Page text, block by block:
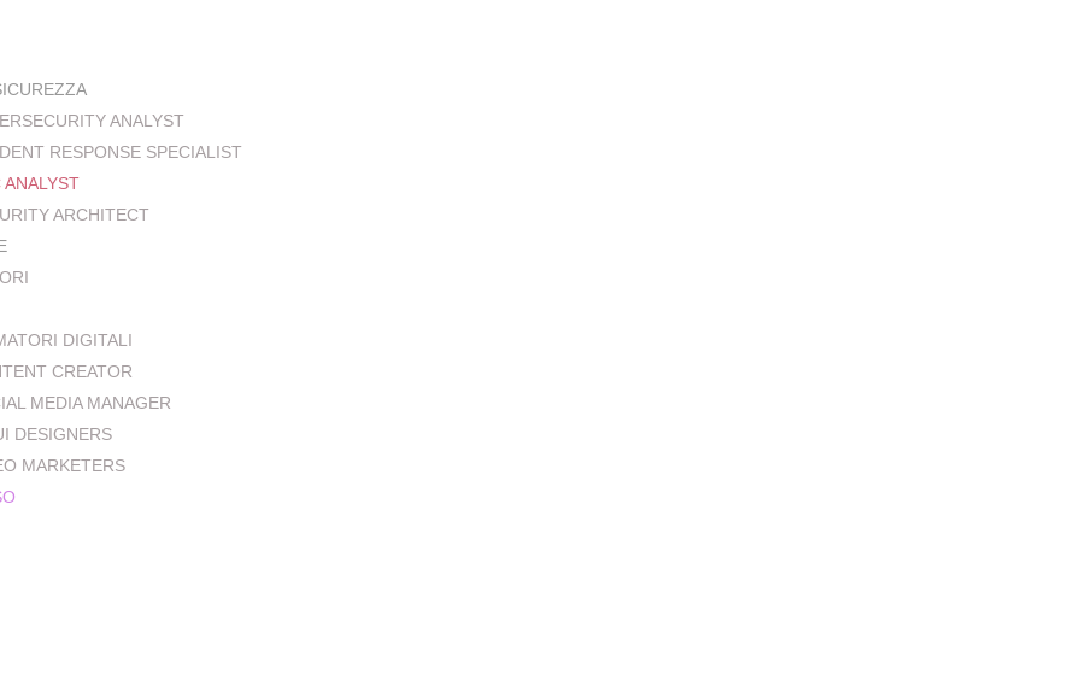
ANALYST
RESPONSE SPECIALIST
ANALYST
ARCHITECT
DIGITALI
CREATOR
MEDIA MANAGER
DESIGNERS
MARKETERS